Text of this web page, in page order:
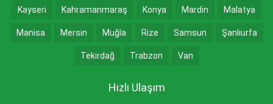
Kayseri Kahramanmaraş Konya Mardin Malatya
Manisa Mersin Muğla Rize Samsun Şanlıurfa
Tekirdağ Trabzon Van
Hızlı Ulaşım